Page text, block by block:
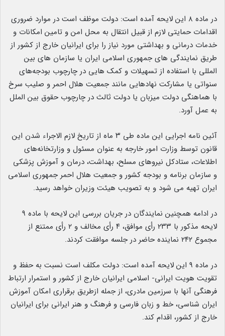
در ماده ۸ این لایحه آمده است: دولت موظف است در موارد ضروری
اقدامات حمایتی لازم از قبیل انتقال به محل امن و تامین امکانات و
خدمات درمانی و بهداشتی مورد نیاز را برای ایرانیان خارج از کشور از
طریق نمایندگی های جمهوری اسلامی ایران یا سازمان های بین
المللی با استفاده از تسهیلات و کمک هایی در چارچوب بودجه‌های
سنواتی یا مشارکت نهادهایی مانند جمعیت هلال احمر و صلیب سرخ
با هماهنگی دولت میزبان یا دولت ثالث در چارچوب حقوق بین الملل
به عمل آورد.
آئین نامه اجرایی این ماده طی ۳ ماه از تاریخ لازم الاجراء شدن این
قانون توسط وزارت امور خارجه به عنوان مسئول و وزارتخانه‌های
اطلاعات، ستادکل نیروهای مسلح، بهداشت، درمان و آموزش پزشکی
و سازمان برنامه و بودجه کشور و جمعیت هلال احمر جمهوری اسلامی
ایران تهیه می شود و به تصویب هیئت وزیران خواهد رسید.
در ادامه همچنین نمایندگان در جریان بررسی این لایحه با ماده ۹
لایحه مذکور با ۲۳۳ رأی موافق، ۴ رأی مخالف و ۲ رأی ممتنع از
مجموع ۲۴۲ نماینده حاضر در جلسه موافقت کردند.
در ماده ۹ این لایحه آمده است: دولت مکلف است نسبت به حفظ و
تقویت هویت ایرانی- اسلامی ایرانیان خارج از کشور و استمرار ارتباط
فرهنگی آنها با سرزمین مادری، از جمله ازطریق برقراری امکان آموزش
ایران شناسی، خط و زبان فارسی و فرهنگ و هنر ایرانی برای ایرانیان
خارج از کشور، اقدام کند.